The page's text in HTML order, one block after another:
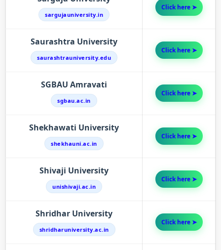
sargujauniversity.in
Click here ➤
Saurashtra University
saurashtrauniversity.edu
Click here ➤
SGBAU Amravati
sgbau.ac.in
Click here ➤
Shekhawati University
shekhauni.ac.in
Click here ➤
Shivaji University
unishivaji.ac.in
Click here ➤
Shridhar University
shridharuniversity.ac.in
Click here ➤